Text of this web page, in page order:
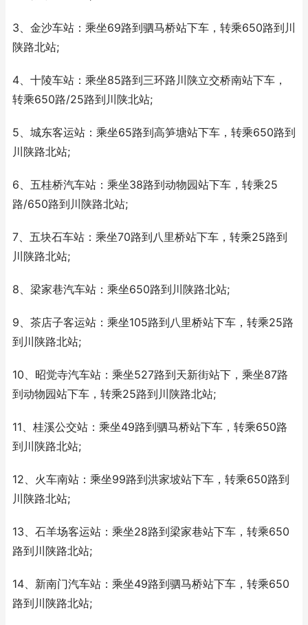
3、金沙车站：乘坐69路到驷马桥站下车，转乘650路到川
陕路北站;
4、十陵车站：乘坐85路到三环路川陕立交桥南站下车，
转乘650路/25路到川陕北站;
5、城东客运站：乘坐65路到高笋塘站下车，转乘650路到
川陕路北站;
6、五桂桥汽车站：乘坐38路到动物园站下车，转乘25
路/650路到川陕路北站;
7、五块石车站：乘坐70路到八里桥站下车，转乘25路到
川陕路北站;
8、梁家巷汽车站：乘坐650路到川陕路北站;
9、茶店子客运站：乘坐105路到八里桥站下车，转乘25路
到川陕路北站;
10、昭觉寺汽车站：乘坐527路到天新街站下，乘坐87路
到动物园站下车，转乘25路到川陕路北站;
11、桂溪公交站：乘坐49路到驷马桥站下车，转乘650路
到川陕路北站;
12、火车南站：乘坐99路到洪家坡站下车，转乘650路到
川陕路北站;
13、石羊场客运站：乘坐28路到梁家巷站下车，转乘650
路到川陕路北站;
14、新南门汽车站：乘坐49路到驷马桥站下车，转乘650
路到川陕路北站;